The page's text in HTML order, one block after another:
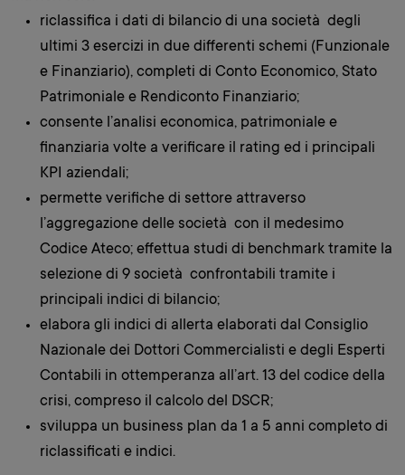
riclassifica i dati di bilancio di una società degli
ultimi 3 esercizi in due differenti schemi (Funzionale
e Finanziario), completi di Conto Economico, Stato
Patrimoniale e Rendiconto Finanziario;
consente l’analisi economica, patrimoniale e
finanziaria volte a verificare il rating ed i principali
KPI aziendali;
permette verifiche di settore attraverso
l’aggregazione delle società con il medesimo
Codice Ateco; effettua studi di benchmark tramite la
selezione di 9 società confrontabili tramite i
principali indici di bilancio;
elabora gli indici di allerta elaborati dal Consiglio
Nazionale dei Dottori Commercialisti e degli Esperti
Contabili in ottemperanza all’art. 13 del codice della
crisi, compreso il calcolo del DSCR;
sviluppa un business plan da 1 a 5 anni completo di
riclassificati e indici.